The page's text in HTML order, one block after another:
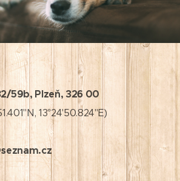
59b, Plzeň, 326 00
13°24'50.824"E)